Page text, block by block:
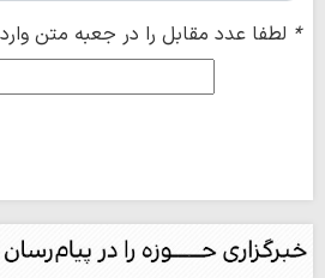
* لطفا عدد مقابل را در جعبه متن